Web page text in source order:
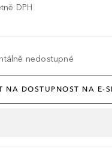
DPH
nedostupné
NA DOSTUPNOST NA E-